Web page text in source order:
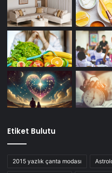
Etiket Bulutu
2015 yazlık çanta modası